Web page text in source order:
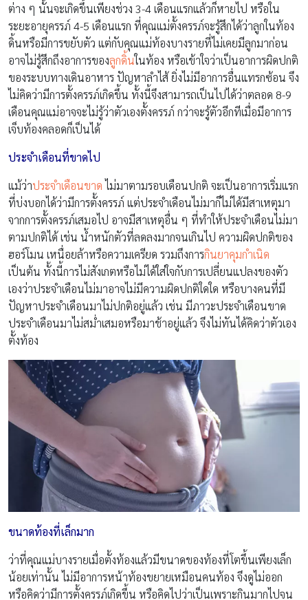
ต่าง ๆ นั้นจะเกิดขึ้นเพียงช่วง 3-4 เดือนแรกแล้วก็หายไป หรือใน
ระยะอายุครรภ์ 4-5 เดือนแรก ที่คุณแม่ตั้งครรภ์จะรู้สึกได้ว่าลูกในท้อง
ดิ้นหรือมีการขยับตัว แต่กับคุณแม่ท้องบางรายที่ไม่เคยมีลูกมาก่อน
อาจไม่รู้สึกถึงอาการของลูกดิ้นในท้อง หรือเข้าใจว่าเป็นอาการผิดปกติ
ของระบบทางเดินอาหาร ปัญหาลำไส้ ยิ่งไม่มีอาการอื่นแทรกซ้อน จึง
ไม่คิดว่ามีการตั้งครรภ์เกิดขึ้น ทั้งนี้จึงสามารถเป็นไปได้ว่าตลอด 8-9
เดือนคุณแม่อาจจะไม่รู้ว่าตัวเองตั้งครรภ์ กว่าจะรู้ตัวอีกทีเมื่อมีอาการ
เจ็บท้องคลอดก็เป็นได้
ประจำเดือนที่ขาดไป
แม้ว่าประจำเดือนขาดไม่มาตามรอบเดือนปกติ จะเป็นอาการเริ่มแรก
ที่บ่งบอกได้ว่ามีการตั้งครรภ์ แต่ประจำเดือนไม่มาก็ไม่ได้มีสาเหตุมา
จากการตั้งครรภ์เสมอไป อาจมีสาเหตุอื่น ๆ ที่ทำให้ประจำเดือนไม่มา
ตามปกติได้ เช่น น้ำหนักตัวที่ลดลงมากจนเกินไป ความผิดปกติของ
ฮอร์โมน เหนื่อยล้าหรือความเครียด รวมถึงการกินยาคุมกำเนิด
เป็นต้น ทั้งนี้การไม่สังเกตหรือไม่ได้ใส่ใจกับการเปลี่ยนแปลงของตัว
เองว่าประจำเดือนไม่มาอาจไม่มีความผิดปกติใดใด หรือบางคนที่มี
ปัญหาประจำเดือนมาไม่ปกติอยู่แล้ว เช่น มีภาวะประจำเดือนขาด
ประจำเดือนมาไม่สม่ำเสมอหรือมาช้าอยู่แล้ว จึงไม่ทันได้คิดว่าตัวเอง
ตั้งท้อง
ขนาดท้องที่เล็กมาก
ว่าที่คุณแม่บางรายเมื่อตั้งท้องแล้วมีขนาดของท้องที่โตขึ้นเพียงเล็ก
น้อยเท่านั้น ไม่มีอาการหน้าท้องขยายเหมือนคนท้อง จึงดูไม่ออก
หรือคิดว่ามีการตั้งครรภ์เกิดขึ้น หรือคิดไปว่าเป็นเพราะกินมากไปจน